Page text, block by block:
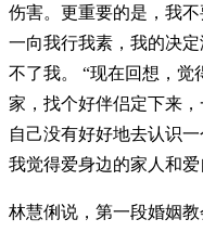
伤害。更重要的是，我
一向我行我素，我的决
不了我。 “现在回想，觉
家，找个好伴侣定下来
自己没有好好地去认识
我觉得爱身边的家人和
林慧俐说，第一段婚姻